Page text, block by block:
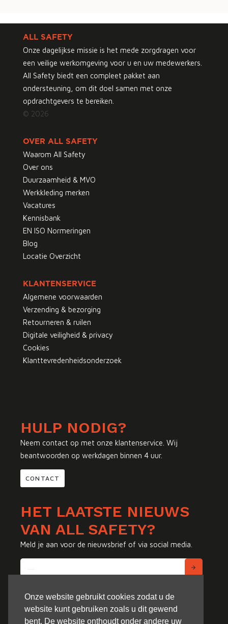
Onze website gebruikt cookies zodat u de
website kunt gebruiken zoals u dit gewend
bent. De website onthoudt onder andere uw
ALL SAFETY
Onze dagelijkse missie is het mede zorgdragen voor
een veilige werkomgeving voor u en uw medewerkers.
All Safety biedt een compleet pakket aan
ondersteuning, om dit doel samen met onze
opdrachtgevers te bereiken.
© 2026
OVER ALL SAFETY
Waarom All Safety
Over ons
Duurzaamheid & MVO
Werkkleding merken
Vacatures
Kennisbank
EN ISO Normeringen
Blog
Locatie Overzicht
KLANTENSERVICE
Algemene voorwaarden
Verzending & bezorging
Retourneren & ruilen
Digitale veiligheid & privacy
Cookies
Klanttevredenheidsonderzoek
HULP NODIG?
Neem contact op met onze klantenservice. Wij
beantwoorden op werkdagen binnen 4 uur.
CONTACT
HET LAATSTE NIEUWS
VAN ALL SAFETY?
Meld je aan voor de nieuwsbrief of via social media.